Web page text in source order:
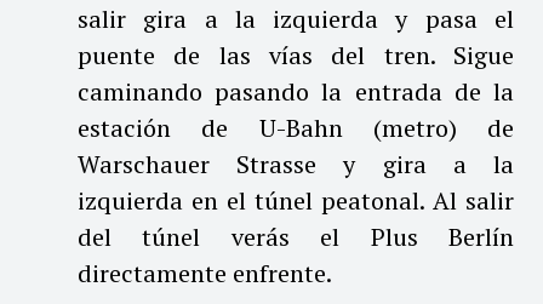
salir gira a la izquierda y pasa el
puente de las vías del tren. Sigue
caminando pasando la entrada de la
estación de U-Bahn (metro) de
Warschauer Strasse y gira a la
izquierda en el túnel peatonal. Al salir
del túnel verás el Plus Berlín
directamente enfrente.